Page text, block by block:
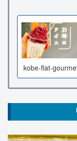
kobe-flat-